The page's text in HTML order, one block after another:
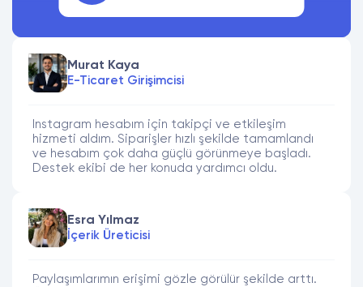
Murat Kaya
E-Ticaret Girişimcisi
Instagram hesabım için takipçi ve etkileşim
hizmeti aldım. Siparişler hızlı şekilde tamamlandı
ve hesabım çok daha güçlü görünmeye başladı.
Destek ekibi de her konuda yardımcı oldu.
Esra Yılmaz
İçerik Üreticisi
Paylaşımlarımın erişimi gözle görülür şekilde arttı.